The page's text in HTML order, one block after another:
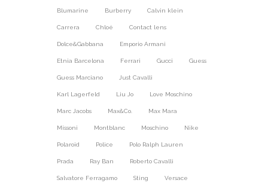
Blumarine Burberry Calvin klein
Carrera Chloé Contact lens
Dolce&Gabbana Emporio Armani
Etnia Barcelona Ferrari Gucci Guess
Guess Marciano Just Cavalli
Karl Lagerfeld Liu Jo Love Moschino
Marc Jacobs Max&Co. Max Mara
Missoni Montblanc Moschino Nike
Polaroid Police Polo Ralph Lauren
Prada Ray Ban Roberto Cavalli
Salvatore Ferragamo Sting Versace